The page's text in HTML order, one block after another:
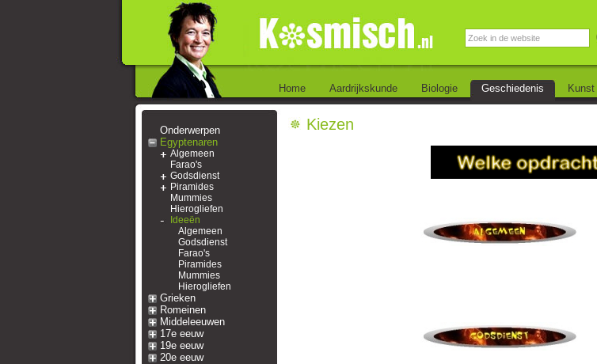
Home Aardrijkskunde Biologie Geschiedenis Kunst
Onderwerpen
Egyptenaren
Algemeen
Farao's
Godsdienst
Piramides
Mummies
Hierogliefen
Ideeën
Algemeen
Godsdienst
Farao's
Piramides
Mummies
Hierogliefen
Grieken
Romeinen
Middeleeuwen
17e eeuw
19e eeuw
20e eeuw
Kiezen